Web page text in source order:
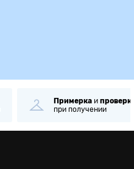
Примерка и
при получении